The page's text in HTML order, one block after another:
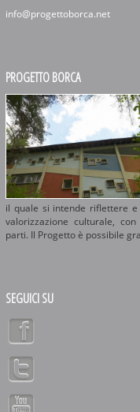
info@progettoborca.net
PROGETTO BORCA
il quale si intende riflettere
valorizzazione culturale,
parti. Il Progetto è possibile
SEGUICI SU